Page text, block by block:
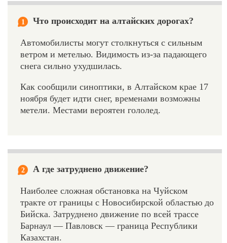
1 Что происходит на алтайских дорогах?
Автомобилисты могут столкнуться с сильным
ветром и метелью. Видимость из-за падающего
снега сильно ухудшилась.
Как сообщили синоптики, в Алтайском крае 17
ноября будет идти снег, временами возможны
метели. Местами вероятен гололед.
2 А где затруднено движение?
Наиболее сложная обстановка на Чуйском
тракте от границы с Новосибирской областью до
Бийска. Затруднено движение по всей трассе
Барнаул — Павловск — граница Республики
Казахстан.